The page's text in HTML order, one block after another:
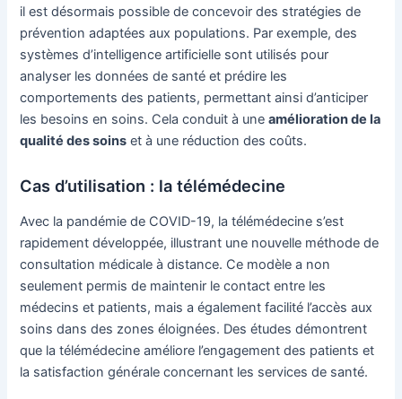
il est désormais possible de concevoir des stratégies de
prévention adaptées aux populations. Par exemple, des
systèmes d’intelligence artificielle sont utilisés pour
analyser les données de santé et prédire les
comportements des patients, permettant ainsi d’anticiper
les besoins en soins. Cela conduit à uneamélioration de la
qualité des soins et à une réduction des coûts.
Cas d’utilisation : la télémédecine
Avec la pandémie de COVID-19, la télémédecine s’est
rapidement développée, illustrant une nouvelle méthode de
consultation médicale à distance. Ce modèle a non
seulement permis de maintenir le contact entre les
médecins et patients, mais a également facilité l’accès aux
soins dans des zones éloignées. Des études démontrent
que la télémédecine améliore l’engagement des patients et
la satisfaction générale concernant les services de santé.